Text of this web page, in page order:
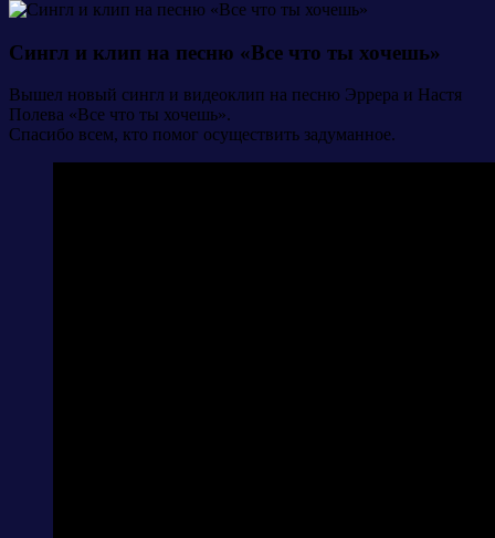
Сингл и клип на песню «Все что ты хочешь»
Вышел новый сингл и видеоклип на песню Эррера и Настя
Полева «Все что ты хочешь».
Спасибо всем, кто помог осуществить задуманное.